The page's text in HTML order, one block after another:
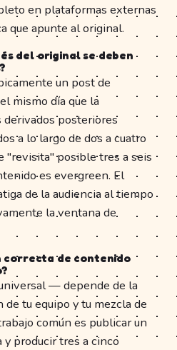
en plataformas externas
que apunte al original.
del original se deben
un post de
mismo día que la
posteriores
a lo largo de dos a cuatro
"revisita" posible tres a seis
es evergreen. El
de la audiencia al tiempo
la ventana de
correcta de contenido
— depende de la
de tu equipo y tu mezcla de
común es publicar un
producir tres a cinco